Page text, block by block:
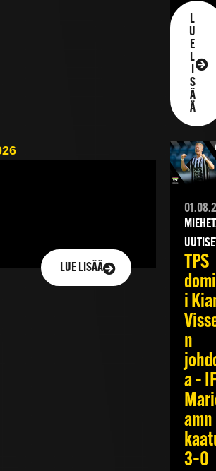
L
U
E
L
I
S
Ä
Ä
LUE LISÄÄ
TPS
i
n
a –
amn
3–0